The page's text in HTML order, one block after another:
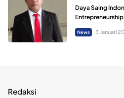
Daya Saing
Entrepreneurship
News 3 Januari
Redaksi